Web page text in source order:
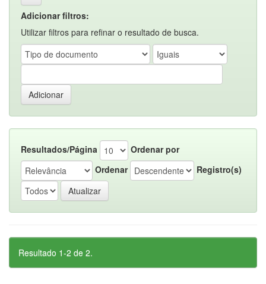
Adicionar filtros:
Utilizar filtros para refinar o resultado de busca.
Resultados/Página
Ordenar por
Ordenar
Registro(s)
Resultado 1-2 de 2.